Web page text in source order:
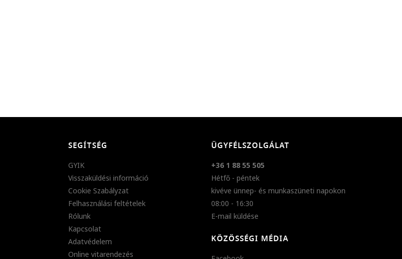
SEGÍTSÉG
GYIK
Visszaküldési információ
Cookie Szabályzat
Felhasználási feltételek
Rólunk
Kapcsolat
Adatvédelem
Online vitarendezés
ÜGYFÉLSZOLGÁLAT
+36 1 88 55 505
Hétfő - péntek
kivéve ünnep- és munkaszüneti napokon
08:00 - 16:30
E-mail küldése
KÖZÖSSÉGI MÉDIA